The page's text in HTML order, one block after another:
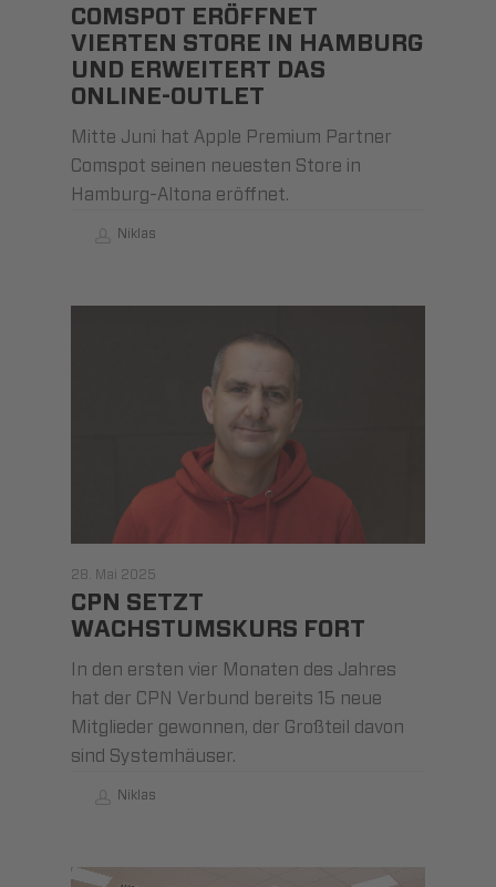
COMSPOT ERÖFFNET
VIERTEN STORE IN HAMBURG
UND ERWEITERT DAS
ONLINE-OUTLET
Mitte Juni hat Apple Premium Partner
Comspot seinen neuesten Store in
Hamburg-Altona eröffnet.
Niklas
28. Mai 2025
CPN SETZT
WACHSTUMSKURS FORT
In den ersten vier Monaten des Jahres
hat der CPN Verbund bereits 15 neue
Mitglieder gewonnen, der Großteil davon
sind Systemhäuser.
Niklas